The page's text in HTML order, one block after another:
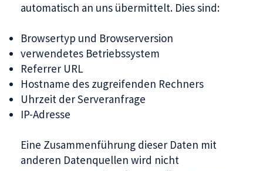
automatisch an uns übermittelt. Dies sind:
Browsertyp und Browserversion
verwendetes Betriebssystem
Referrer URL
Hostname des zugreifenden Rechners
Uhrzeit der Serveranfrage
IP-Adresse
Eine Zusammenführung dieser Daten mit
anderen Datenquellen wird nicht